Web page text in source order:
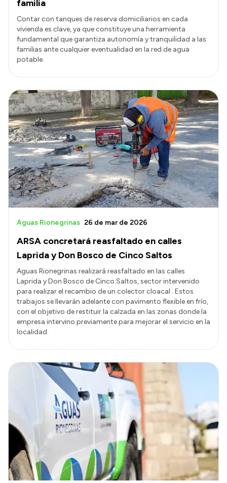
familia
Contar con tanques de reserva domiciliarios en cada
vivienda es clave, ya que constituye una herramienta
fundamental que garantiza autonomía y tranquilidad a las
familias ante cualquier eventualidad en la red de agua
potable.
ARSA concretará reasfaltado en calles
Laprida y Don Bosco de Cinco Saltos
Aguas Rionegrinas 26 de mar de 2026
Aguas Rionegrinas realizará reasfaltado en las calles
Laprida y Don Bosco de Cinco Saltos, sector intervenido
para realizar el recambio de un colector cloacal . Estos
trabajos se llevarán adelante con pavimento flexible en frío,
con el objetivo de restituir la calzada en las zonas donde la
empresa intervino previamente para mejorar el servicio en la
localidad.